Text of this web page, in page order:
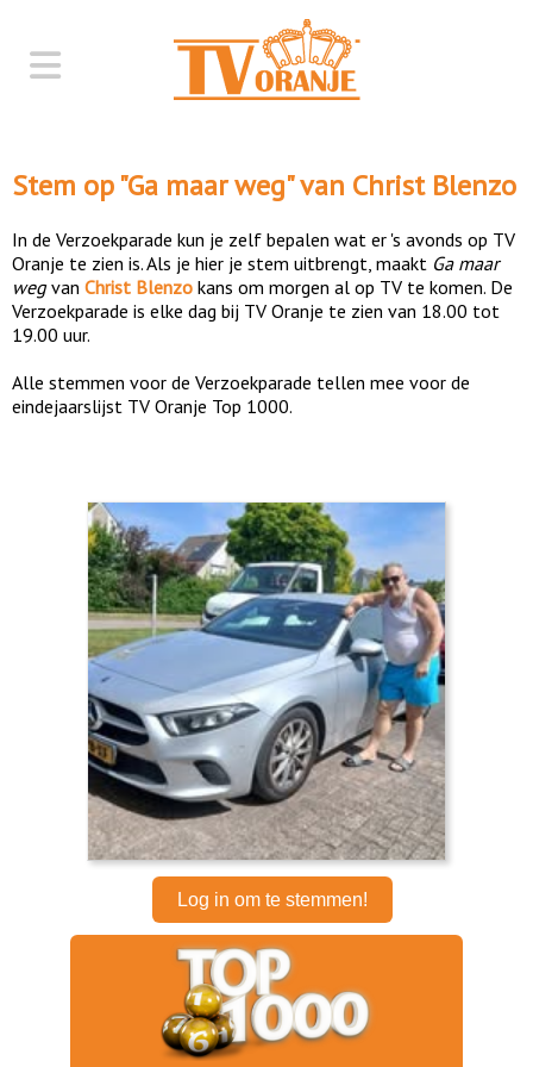
Stem op "Ga maar weg" van Christ Blenzo
In de Verzoekparade kun je zelf bepalen wat er 's avonds op TV
Oranje te zien is. Als je hier je stem uitbrengt, maakt Ga maar
wegvan Christ Blenzo kans om morgen al op TV te komen. De
Verzoekparade is elke dag bij TV Oranje te zien van 18.00 tot
19.00 uur.
Alle stemmen voor de Verzoekparade tellen mee voor de
eindejaarslijst TV Oranje Top 1000.
Log in om te stemmen!